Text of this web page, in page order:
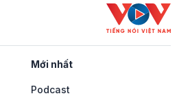
Mới nhất
Podcast